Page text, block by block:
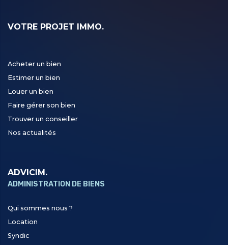
VOTRE PROJET IMMO.
Acheter un bien
Estimer un bien
Louer un bien
Faire gérer son bien
Trouver un conseiller
Nos actualités
ADVICIM.
ADMINISTRATION DE BIENS
Qui sommes nous ?
Location
Syndic